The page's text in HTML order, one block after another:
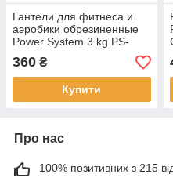
Гантели для фитнеса и
аэробики обрезиненные
Power System 3 kg PS-
360 ₴
Купити
Про нас
100% позитивних з 215